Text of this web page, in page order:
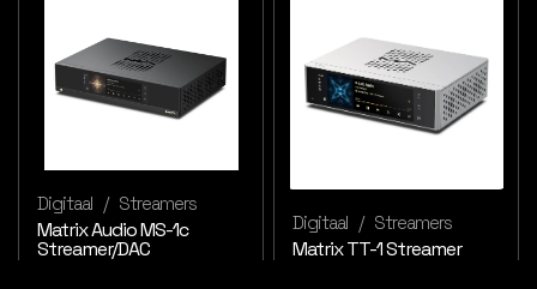
Digitaal / Streamers
Matrix Audio MS-1c
Streamer/DAC
Digitaal / Streamers
Matrix TT-1 Streamer